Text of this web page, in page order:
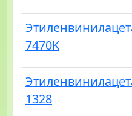
7470K
1328